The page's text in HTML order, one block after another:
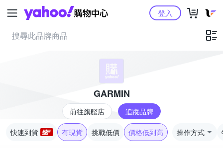
Yahoo購物中心登入
GARMIN
前往旗艦店 追蹤品牌
快速到貨 有現貨 挑戰低價 價格低到高 操作方式